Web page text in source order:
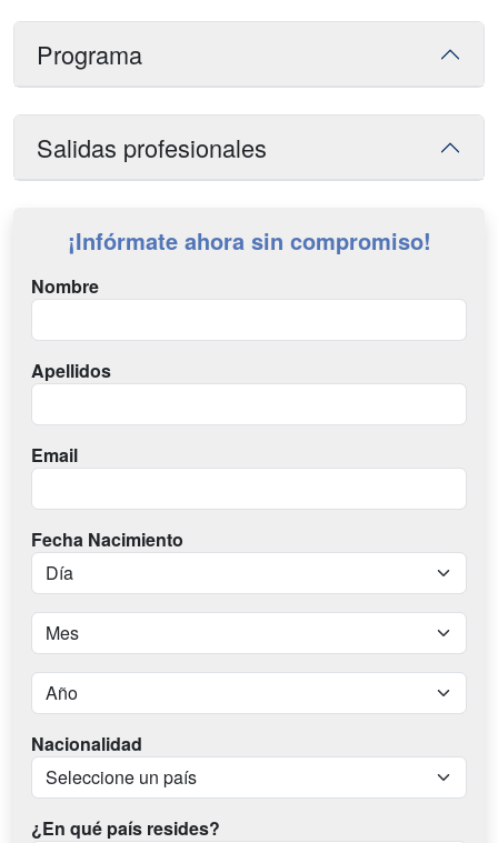
Programa
Salidas profesionales
¡Infórmate ahora sin compromiso!
Nombre
Apellidos
Email
Fecha Nacimiento
Nacionalidad
¿En qué país resides?